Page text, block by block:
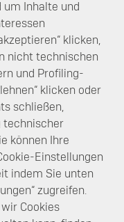
um Inhalte und
klicken,
nicht technischen
und Profiling-
klicken oder
schließen,
technischer
können Ihre
Einstellungen
indem Sie unten
zugreifen.
Cookies